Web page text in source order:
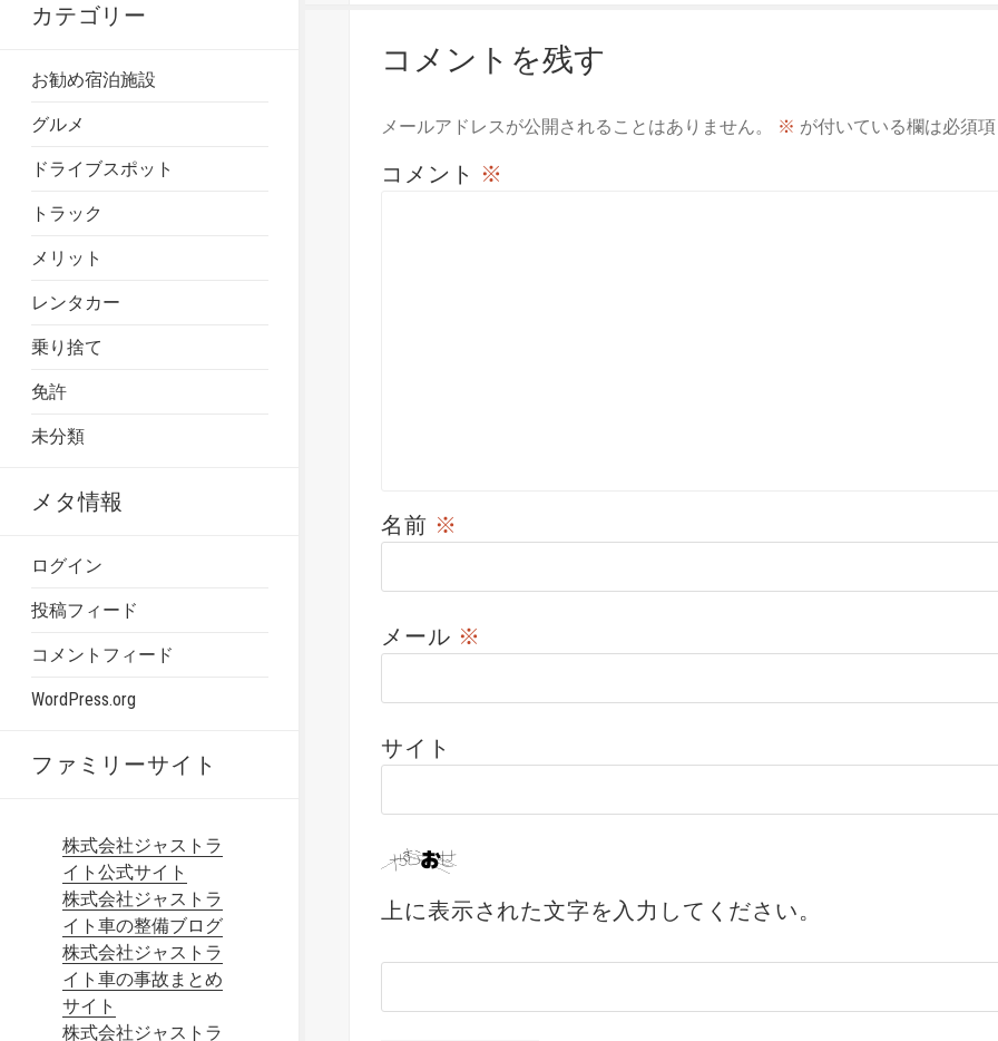
カテゴリー
お勧め宿泊施設
グルメ
ドライブスポット
トラック
メリット
レンタカー
乗り捨て
免許
未分類
メタ情報
ログイン
投稿フィード
コメントフィード
WordPress.org
ファミリーサイト
株式会社ジャストラ
イト公式サイト
株式会社ジャストラ
イト車の整備ブログ
株式会社ジャストラ
イト車の事故まとめ
サイト
株式会社ジャストラ
コメントを残す
メールアドレスが公開されることはありません。 ※ が付いている欄は必須
コメント ※
名前 ※
メール ※
サイト
上に表示された文字を入力してください。